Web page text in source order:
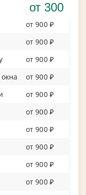
от 300
от 900 ₽
от 900 ₽
от 900 ₽
от 900 ₽
от 900 ₽
от 900 ₽
от 900 ₽
от 900 ₽
от 900 ₽
от 900 ₽